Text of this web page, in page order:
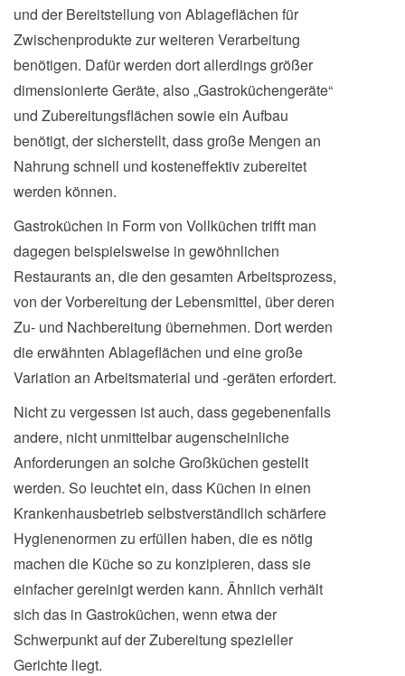
und der Bereitstellung von Ablageflächen für
Zwischenprodukte zur weiteren Verarbeitung
benötigen. Dafür werden dort allerdings größer
dimensionierte Geräte, also „Gastroküchengeräte“
und Zubereitungsflächen sowie ein Aufbau
benötigt, der sicherstellt, dass große Mengen an
Nahrung schnell und kosteneffektiv zubereitet
werden können.
Gastroküchen in Form von Vollküchen trifft man
dagegen beispielsweise in gewöhnlichen
Restaurants an, die den gesamten Arbeitsprozess,
von der Vorbereitung der Lebensmittel, über deren
Zu- und Nachbereitung übernehmen. Dort werden
die erwähnten Ablageflächen und eine große
Variation an Arbeitsmaterial und -geräten erfordert.
Nicht zu vergessen ist auch, dass gegebenenfalls
andere, nicht unmittelbar augenscheinliche
Anforderungen an solche Großküchen gestellt
werden. So leuchtet ein, dass Küchen in einen
Krankenhausbetrieb selbstverständlich schärfere
Hygienenormen zu erfüllen haben, die es nötig
machen die Küche so zu konzipieren, dass sie
einfacher gereinigt werden kann. Ähnlich verhält
sich das in Gastroküchen, wenn etwa der
Schwerpunkt auf der Zubereitung spezieller
Gerichte liegt.